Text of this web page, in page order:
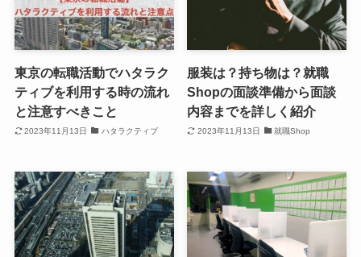
東京の転職活動でハタラク
ティブを利用する時の流れ
と注意すべきこと
2023年11月13日 ハタラクティブ
服装は？持ち物は？就職
Shopの面談準備から面談
内容までを詳しく紹介
2023年11月13日 就職Shop